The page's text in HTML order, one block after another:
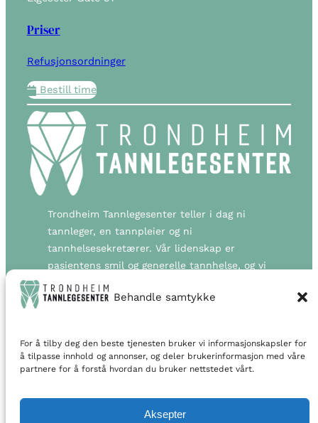
Behandle samtykke
For å tilby deg den beste tjenesten bruker vi informasjonskapsler for
å tilpasse innhold og annonser, og deler brukerinformasjon med våre
partnere for å forstå hvordan du bruker nettstedet vårt.
Aksepter
Priser
Refusjonsordninger
Bestill time
Trondheim Tannlegesenter teller i dag ni
tannleger, en tannpleier og ni
tannhelsesekretærer. Vår lidenskap er
pasientens smil og generelle tannhelse, og vi
setter pasienten i fokus i alt vi gjør. Vi er
stolte av vår utmerkede pasientbehandling,
forventningene pasienter har til et
tannlegebesøk. Velkommen til oss!
Personvernerklæring